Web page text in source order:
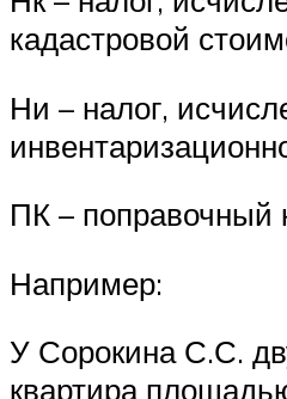
кадастровой
Ни – налог,
ПК –
Например:
У Сорокина С.С.
квартира